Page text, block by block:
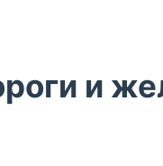
и